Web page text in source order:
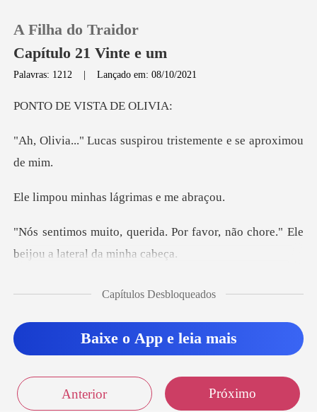
Loja
Sair
A Filha do Traidor
Capítulo 21 Vinte e um
Palavras: 1212 |Lançado em: 08/10/2021
VISTA D
suspirou tristemente
nhas lágrimas
Por favor, não chore." Ele
bei
consigo esquecer essas
r tudo be
Capítulos Desbloqueados
Baixe o App e leia mais
Anterior Próximo